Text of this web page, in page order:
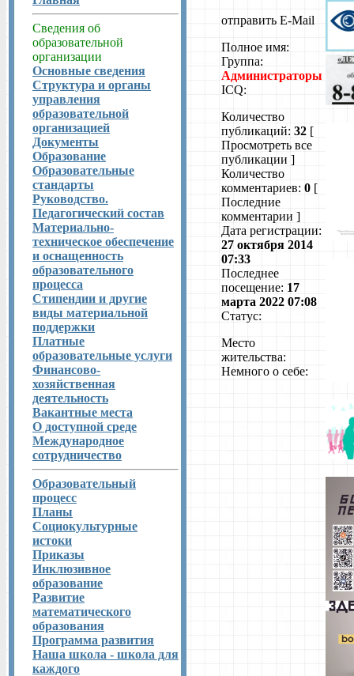
Сведения об
образовательной
организации
Основные сведения
Структура и органы
управления
образовательной
организацией
Документы
Образование
Образовательные
стандарты
Руководство.
Педагогический состав
Материально-
техническое обеспечение
и оснащенность
образовательного
процесса
Стипендии и другие
виды материальной
поддержки
Платные
образовательные услуги
Финансово-
хозяйственная
деятельность
Вакантные места
О доступной среде
Международное
сотрудничество
Образовательный
процесс
Планы
Социокультурные
истоки
Приказы
Инклюзивное
образование
Развитие
математического
образования
Программа развития
Наша школа - школа для
каждого
отправить E-Mail
Полное имя:
Группа:
Администраторы
ICQ:
Количество
публикаций: 32 [
Просмотреть все
публикации ]
Количество
комментариев: 0 [
Последние
комментарии ]
Дата регистрации:
27 октября 2014
07:33
Последнее
посещение: 17
марта 2022 07:08
Статус:
Место
жительства:
Немного о себе: